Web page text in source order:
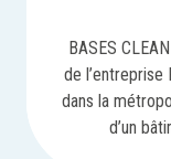
BASES
de l’entreprise
dans la
d’un